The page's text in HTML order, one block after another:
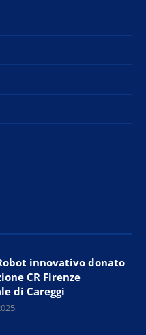
innovativo donato
CR Firenze
di Careggi